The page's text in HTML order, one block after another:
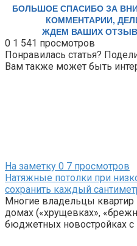
БОЛЬШОЕ СПАСИБО ЗА
КОММЕНТАРИИ,
ЖДЕМ ВАШИХ
0 1 541 просмотров
Понравилась статья?
Вам также может быть
На заметку 0 7 просмотров
Натяжные потолки при
сохранить каждый
Многие владельцы
домах («хрущевках»,
бюджетных новостройках с